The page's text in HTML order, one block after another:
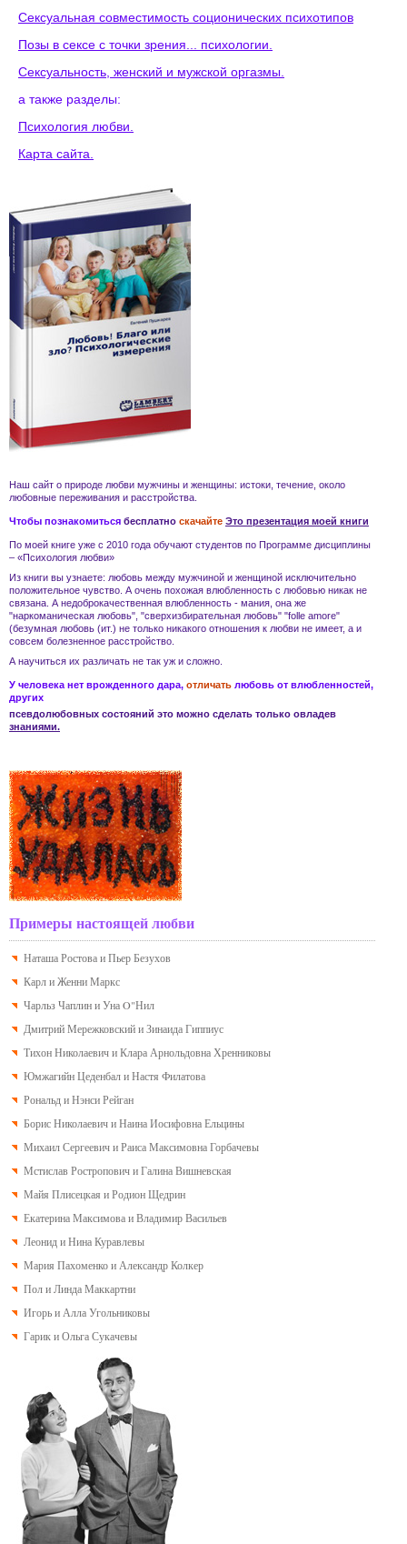
Сексуальная совместимость соционических психотипов
Позы в сексе с точки зрения... психологии.
Сексуальность, женский и мужской оргазмы.
а также разделы:
Психология любви.
Карта сайта.
Наш сайт о природе любви мужчины и женщины: истоки, течение, около
любовные переживания и расстройства
Чтобы познакомиться бесплатно скачайте Это презентация моей книги
По моей книге уже с 2010 года обучают студентов по Программе дисциплины
– «Психология любви»
Из книги вы узнаете: любовь между мужчиной и женщиной исключительно
положительное чувство. А очень похожая влюбленность с любовью никак не
связана. А недоброкачественная влюбленность - мания , она же
"наркоманическая любовь", "сверхизбирательная любовь" "folle amore"
(безумная любовь (ит.) не только никакого отношения к любви не имеет, а и
совсем болезненное расстройство
А научиться их различать не так уж и сложно.
У человека нет врожденного дара, отличать любовь от влюбленностей,
других
псевдолюбовных состояний это можно сделать только овладев
знаниями.
Примеры настоящей любви
Наташа Ростова и Пьер Безухов
Карл и Женни Маркс
Чарльз Чаплин и Уна O"Нил
Дмитрий Мережковский и Зинаида Гиппиус
Тихон Николаевич и Клара Арнольдовна Хренниковы
Юмжагийн Цеденбал и Настя Филатова
Рональд и Нэнси Рейган
Борис Николаевич и Наина Иосифовна Ельцины
Михаил Сергеевич и Раиса Максимовна Горбачевы
Мстислав Ростропович и Галина Вишневская
Майя Плисецкая и Родион Щедрин
Екатерина Максимова и Владимир Васильев
Леонид и Нина Куравлевы
Мария Пахоменко и Александр Колкер
Пол и Линда Маккартни
Игорь и Алла Угольниковы
Гарик и Ольга Сукачевы